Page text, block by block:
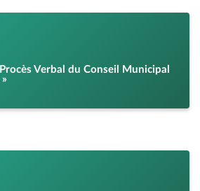
Verbal du Conseil Municipal